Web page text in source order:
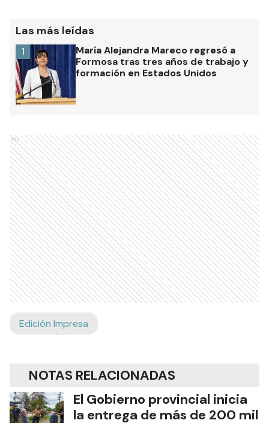
Las más leídas
María Alejandra Mareco regresó a
Formosa tras tres años de trabajo y
formación en Estados Unidos
1
Ads
Edición Impresa
NOTAS RELACIONADAS
El Gobierno provincial inicia
la entrega de más de 200 mil